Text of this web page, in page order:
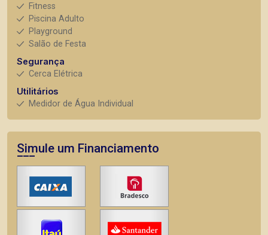
Fitness
Piscina Adulto
Playground
Salão de Festa
Segurança
Cerca Elétrica
Utilitários
Medidor de Água Individual
Simule um Financiamento